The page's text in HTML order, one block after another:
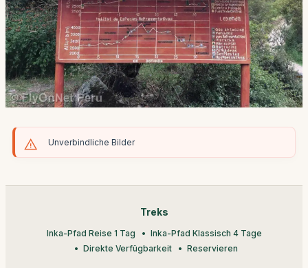
Unverbindliche Bilder
Treks
Inka-Pfad Reise 1 Tag
Inka-Pfad Klassisch 4 Tage
Direkte Verfügbarkeit
Reservieren